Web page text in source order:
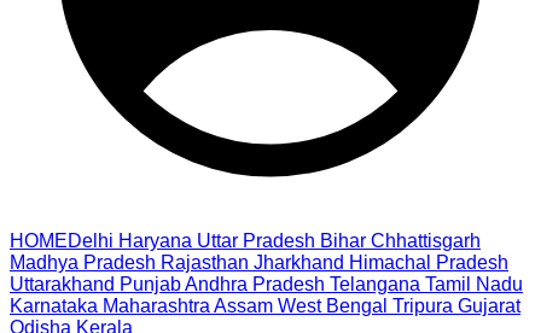
HOMEDelhi Haryana Uttar Pradesh Bihar Chhattisgarh
Madhya Pradesh Rajasthan Jharkhand Himachal Pradesh
Uttarakhand PunjabAndhra Pradesh Telangana Tamil Nadu
Karnataka Maharashtra Assam West Bengal Tripura Gujarat
Odisha Kerala